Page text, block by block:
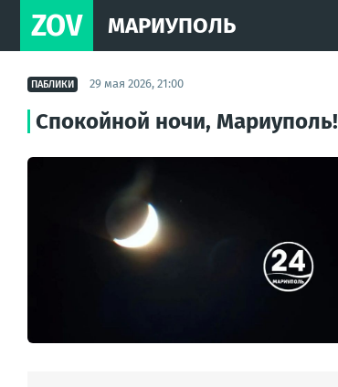
ZOV МАРИУПОЛЬ
ПАБЛИКИ 29 мая 2026, 21:00
Спокойной ночи, Мариуполь!